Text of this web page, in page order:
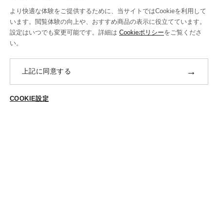
送料・ラッピング·配送方法
より快適な体験をご提供するために、当サイトではCookieを利用して
います。閲覧体験の向上や、おすすめ商品の表示に役立てています。
設定はいつでも変更可能です。詳細は Cookieポリシーをご覧くださ
い。
上記に同意する →
COOKIE設定